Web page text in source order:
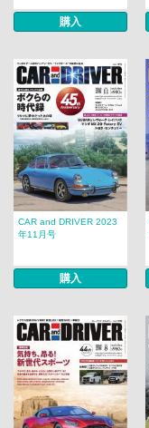
購入
CAR and DRIVER 2023
年11月号
購入